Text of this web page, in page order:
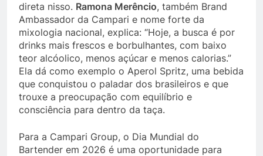
direta nisso. Ramona Merêncio, também Brand
Ambassador da Campari e nome forte da
mixologia nacional, explica: “Hoje, a busca é por
drinks mais frescos e borbulhantes, com baixo
teor alcóolico, menos açúcar e menos calorias.”
Ela dá como exemplo o Aperol Spritz, uma bebida
que conquistou o paladar dos brasileiros e que
trouxe a preocupação com equilíbrio e
consciência para dentro da taça.
Para a Campari Group, o Dia Mundial do
Bartender em 2026 é uma oportunidade para